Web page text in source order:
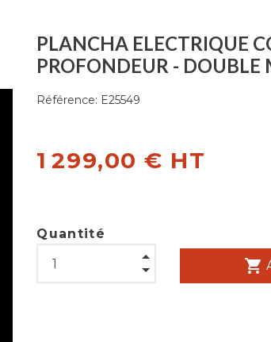
PLANCHA ELECTRIQUE
PROFONDEUR -
Référence: E25549
1 299,00 € HT
Quantité
shopping_cart